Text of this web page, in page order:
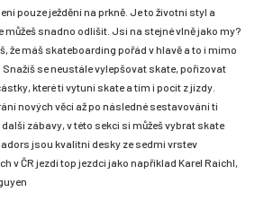
pouze ježdění na prkně. Je to životní styl a
snadno odlišit. Jsi na stejné vlně jako my?
že máš skateboarding pořád v hlavě a to i mimo
se neustále vylepšovat skate, pořizovat
které ti vytuní skate a tím i pocit z jízdy.
nových věcí až po následné sestavování ti
zábavy, v této sekci si můžeš vybrat skate
jsou kvalitní desky ze sedmi vrstev
v ČR jezdí top jezdci jako například Karel Raichl,